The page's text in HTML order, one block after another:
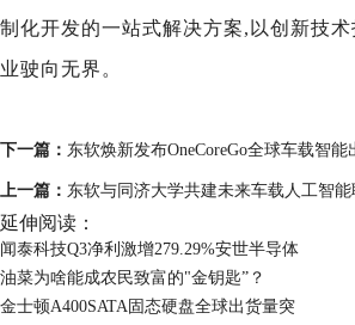
制化开发的一站式解决方案, 以创新技
业驶向无界 。
下一篇： 东软焕新发布OneCoreGo全球车载智
上一篇： 东软与同济大学共建未来车载人工智
延伸阅读：
闻泰科技Q3净利激增279.29%安世半导体
油菜为啥能成农民致富的"金钥匙”？
金士顿A400SATA固态硬盘全球出货量突